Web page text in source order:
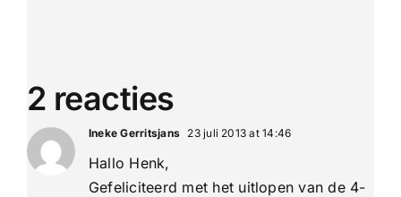
2 reacties
Ineke Gerritsjans 23 juli 2013 at 14:46
Hallo Henk,
Gefeliciteerd met het uitlopen van de 4-